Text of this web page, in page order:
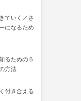
ていく／さ
になるため
るための５
方法
付き合える